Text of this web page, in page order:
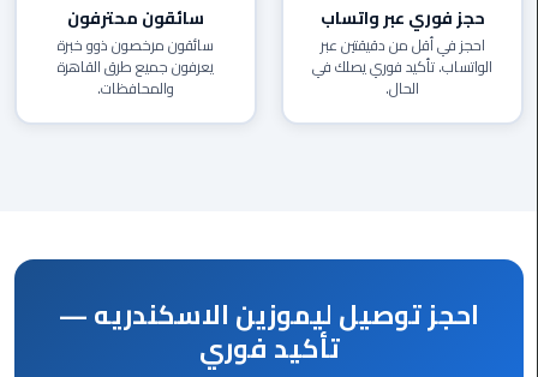
راس
سدر
حجز فوري عبر واتساب
احجز في أقل من دقيقتين عبر
الواتساب. تأكيد فوري يصلك في
الحال.
سائقون محترفون
سائقون مرخصون ذوو خبرة
يعرفون جميع طرق القاهرة
والمحافظات.
احجز توصيل ليموزين الاسكندريه —
تأكيد فوري